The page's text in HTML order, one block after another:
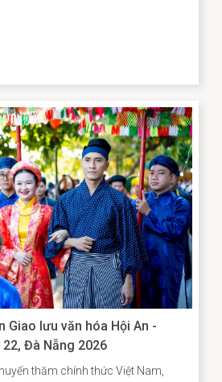
Giao lưu văn hóa Hội An -
Đà Nẵng 2026
thăm chính thức Việt Nam,